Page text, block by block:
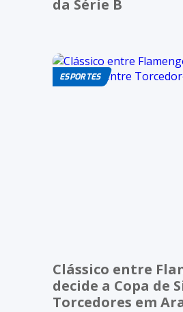
da Série B
ESPORTES
Clássico entre
decide a Copa de
Torcedores em